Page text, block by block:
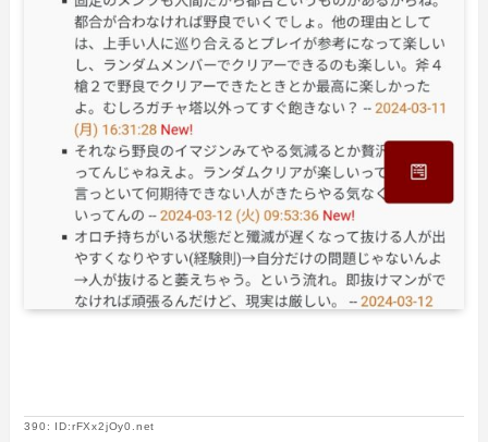
390: ID:rFXx2jOy0.net